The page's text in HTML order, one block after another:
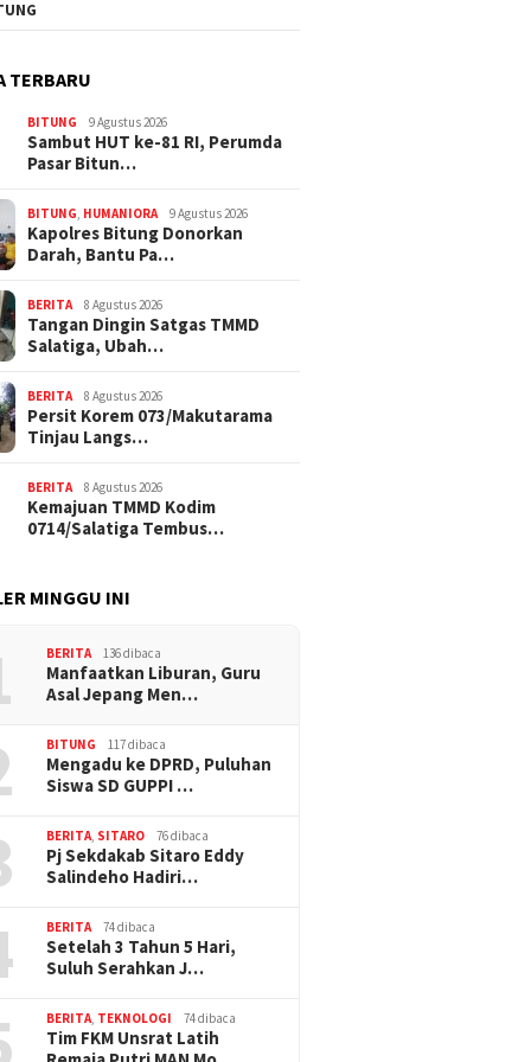
TERBARU
BITUNG 9 Agustus 2026
Sambut HUT ke-81 RI, Perumda
Pasar Bitun…
BITUNG, HUMANIORA 9 Agustus 2026
Kapolres Bitung Donorkan
Darah, Bantu Pa…
BERITA 8 Agustus 2026
Tangan Dingin Satgas TMMD
Salatiga, Ubah…
BERITA 8 Agustus 2026
Persit Korem 073/Makutarama
Tinjau Langs…
BERITA 8 Agustus 2026
Kemajuan TMMD Kodim
0714/Salatiga Tembus…
MINGGU INI
BERITA 136 dibaca
Manfaatkan Liburan, Guru
Asal Jepang Men…
BITUNG 117 dibaca
Mengadu ke DPRD, Puluhan
Siswa SD GUPPI …
BERITA, SITARO 76 dibaca
Pj Sekdakab Sitaro Eddy
Salindeho Hadiri…
BERITA 74 dibaca
Setelah 3 Tahun 5 Hari,
Suluh Serahkan J…
BERITA, TEKNOLOGI 74 dibaca
Tim FKM Unsrat Latih